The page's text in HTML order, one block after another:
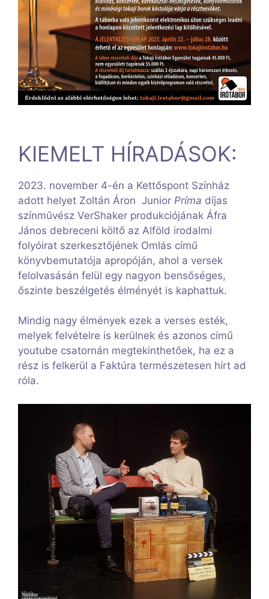
KIEMELT HÍRADÁSOK:
2023. november 4-én a Kettőspont Színház
adott helyet Zoltán Áron Junior Príma díjas
színművész VerShaker produkciójának Áfra
János debreceni költő az Alföld irodalmi
folyóirat szerkesztőjének Omlás című
könyvbemutatója apropóján, ahol a versek
felolvasásán felül egy nagyon bensőséges,
őszinte beszélgetés élményét is kaphattuk.
Mindig nagy élmények ezek a verses esték,
melyek felvételre is kerülnek és azonos című
youtube csatornán megtekinthetőek, ha ez a
rész is felkerül a Faktúra természetesen hírt ad
róla.